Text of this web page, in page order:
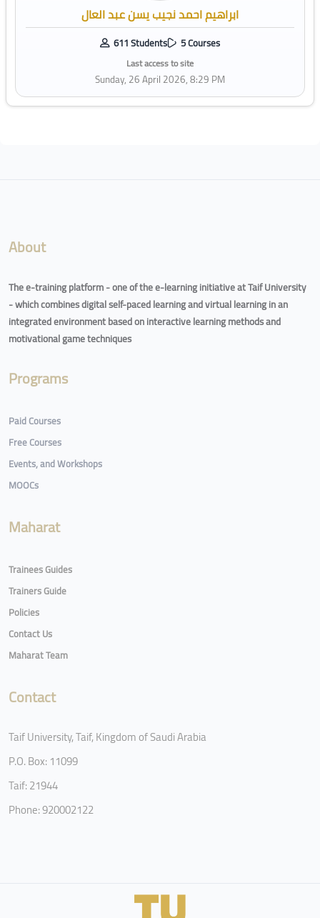
ابراهيم احمد نجيب يسن عبد العال
611 Students 5 Courses
Last access to site
Sunday, 26 April 2026, 8:29 PM
About
The e-training platform - one of the e-learning initiative at Taif University
- which combines digital self-paced learning and virtual learning in an
integrated environment based on interactive learning methods and
motivational game techniques
Programs
Paid Courses
Free Courses
Events, and Workshops
MOOCs
Maharat
Trainees Guides
Trainers Guide
Policies
Contact Us
Maharat Team
Contact
Taif University, Taif, Kingdom of Saudi Arabia
P.O. Box: 11099
Taif: 21944
Phone: 920002122